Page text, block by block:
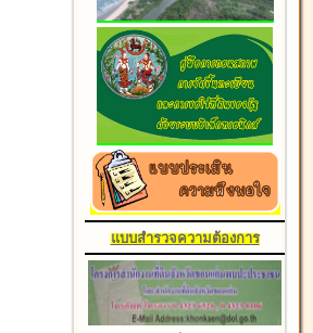
แบบสำรวจความต้องการ